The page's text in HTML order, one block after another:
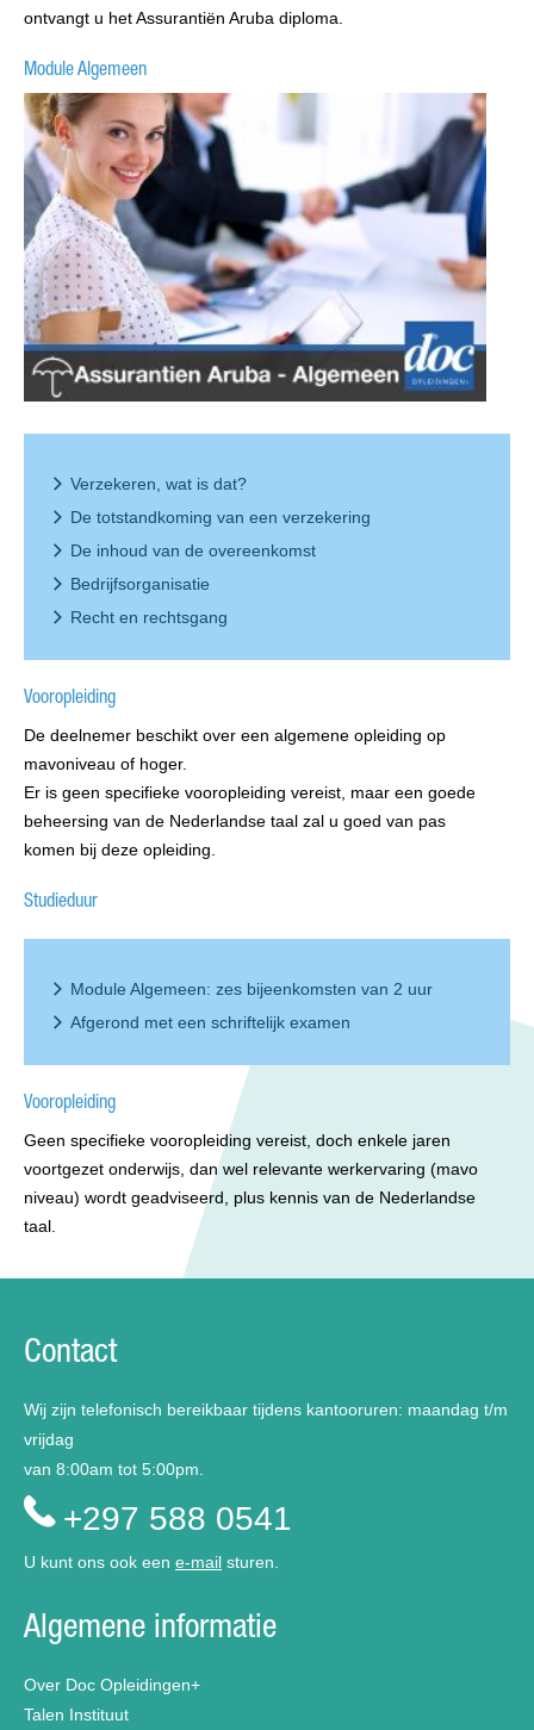
ontvangt u het Assurantiën Aruba diploma.
Module Algemeen
Verzekeren, wat is dat?
De totstandkoming van een verzekering
De inhoud van de overeenkomst
Bedrijfsorganisatie
Recht en rechtsgang
Vooropleiding
De deelnemer beschikt over een algemene opleiding op
mavoniveau of hoger.
Er is geen specifieke vooropleiding vereist, maar een goede
beheersing van de Nederlandse taal zal u goed van pas
komen bij deze opleiding.
Studieduur
Module Algemeen: zes bijeenkomsten van 2 uur
Afgerond met een schriftelijk examen
Vooropleiding
Geen specifieke vooropleiding vereist, doch enkele jaren
voortgezet onderwijs, dan wel relevante werkervaring (mavo
niveau) wordt geadviseerd, plus kennis van de Nederlandse
taal.
Contact
Wij zijn telefonisch bereikbaar tijdens kantooruren: maandag t/m
vrijdag
van 8:00am tot 5:00pm.
+297 588 0541
U kunt ons ook een e-mail sturen.
Algemene informatie
Over Doc Opleidingen+
Talen Instituut